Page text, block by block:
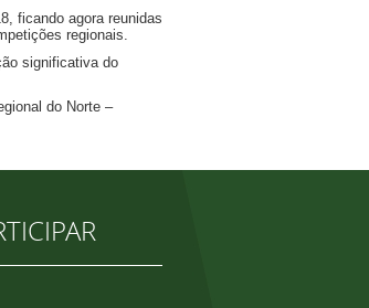
ficando agora reunidas
regionais.
significativa do
do Norte –